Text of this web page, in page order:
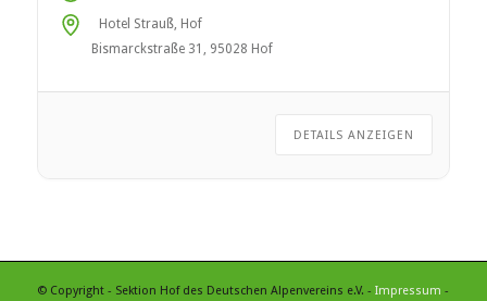
Hotel Strauß, Hof
Bismarckstraße 31, 95028 Hof
DETAILS ANZEIGEN
© Copyright - Sektion Hof des Deutschen Alpenvereins e.V. - Impressum -